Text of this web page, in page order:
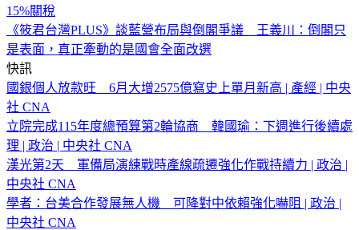
15%關稅
《筱君台灣PLUS》談藍營布局與倒閣爭議 王義川：倒閣只
是表面，真正牽動的是國會全面改選
快訊
國銀個人放款旺 6月大增2575億寫史上單月新高 | 產經 | 中央
社 CNA
立院完成115年度總預算第2輪協商 韓國瑜：下週進行後續處
理 | 政治 | 中央社 CNA
漢光第2天 軍備局演練戰時產線疏遷強化作戰持續力 | 政治 |
中央社 CNA
學者：台美合作發展無人機 可降對中依賴強化嚇阻 | 政治 |
中央社 CNA